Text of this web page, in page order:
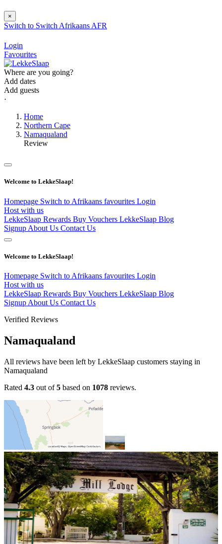
×
Switch to Switch Afrikaans AFR
Login
Favourites
Where are you going?
Add dates
Add guests
⋅
Home
Northern Cape
Namaqualand
Review
Welcome to LekkeSlaap!
Homepage Switch to Afrikaans favourites Login
Host with us
LekkeSlaap Rewards Buy Vouchers LekkeSlaap Blog
Signup About Us Contact Us
Welcome to LekkeSlaap!
Homepage Switch to Afrikaans favourites Login
Host with us
LekkeSlaap Rewards Buy Vouchers LekkeSlaap Blog
Signup About Us Contact Us
Verified Reviews
Namaqualand
All reviews have been left by LekkeSlaap customers staying in
Namaqualand
Rated 4.3 out of5 based on 1078 reviews.